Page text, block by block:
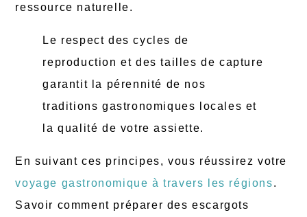
ressource naturelle.
Le respect des cycles de
reproduction et des tailles de capture
garantit la pérennité de nos
traditions gastronomiques locales et
la qualité de votre assiette.
En suivant ces principes, vous réussirez votre
voyage gastronomique à travers les régions.
Savoir comment préparer des escargots